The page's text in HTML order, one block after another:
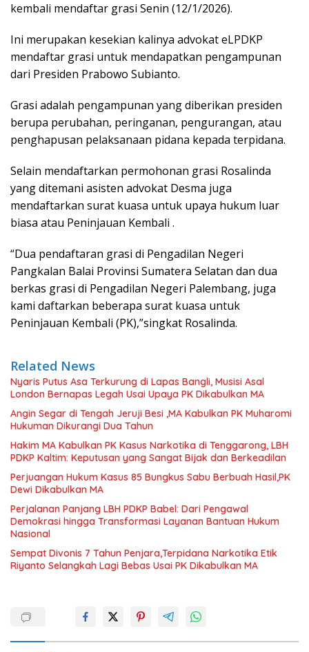
kembali mendaftar grasi Senin (12/1/2026).
Ini merupakan kesekian kalinya advokat eLPDKP
mendaftar grasi untuk mendapatkan pengampunan
dari Presiden Prabowo Subianto.
Grasi adalah pengampunan yang diberikan presiden
berupa perubahan, peringanan, pengurangan, atau
penghapusan pelaksanaan pidana kepada terpidana.
Selain mendaftarkan permohonan grasi Rosalinda
yang ditemani asisten advokat Desma juga
mendaftarkan surat kuasa untuk upaya hukum luar
biasa atau Peninjauan Kembali .
“Dua pendaftaran grasi di Pengadilan Negeri
Pangkalan Balai Provinsi Sumatera Selatan dan dua
berkas grasi di Pengadilan Negeri Palembang, juga
kami daftarkan beberapa surat kuasa untuk
Peninjauan Kembali (PK),”singkat Rosalinda.
Related News
Nyaris Putus Asa Terkurung di Lapas Bangli, Musisi Asal
London Bernapas Legah Usai Upaya PK Dikabulkan MA
Angin Segar di Tengah Jeruji Besi ,MA Kabulkan PK Muharomi
Hukuman Dikurangi Dua Tahun
Hakim MA Kabulkan PK Kasus Narkotika di Tenggarong, LBH
PDKP Kaltim: Keputusan yang Sangat Bijak dan Berkeadilan
Perjuangan Hukum Kasus 85 Bungkus Sabu Berbuah Hasil,PK
Dewi Dikabulkan MA
Perjalanan Panjang LBH PDKP Babel: Dari Pengawal
Demokrasi hingga Transformasi Layanan Bantuan Hukum
Nasional
Sempat Divonis 7 Tahun Penjara,Terpidana Narkotika Etik
Riyanto Selangkah Lagi Bebas Usai PK Dikabulkan MA